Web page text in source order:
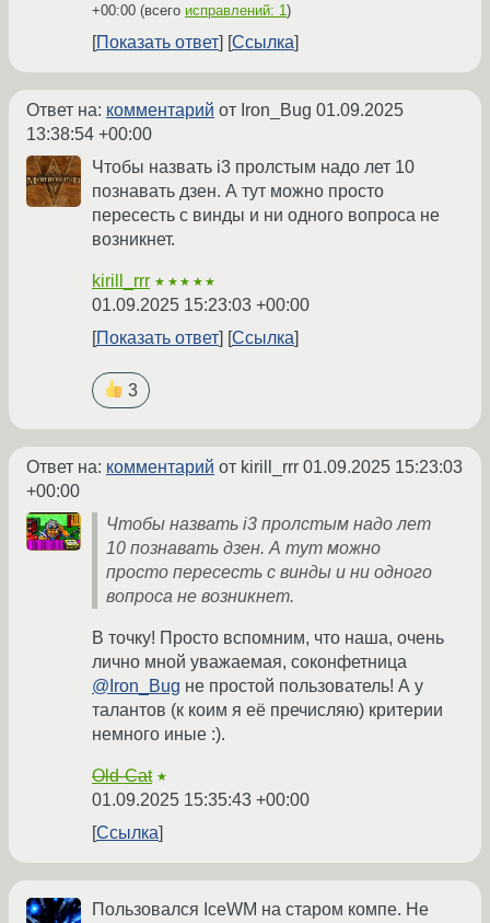
+00:00 (всего исправлений: 1)
Показать ответ Ссылка
Ответ на: комментарий от Iron_Bug 01.09.2025
13:38:54 +00:00
Чтобы назвать i3 пролстым надо лет 10
познавать дзен. А тут можно просто
пересесть с винды и ни одного вопроса не
возникнет.
kirill_rrr ★★★★★
01.09.2025 15:23:03 +00:00
Показать ответ
Ссылка
3
Ответ на: комментарий от kirill_rrr 01.09.2025 15:23:03
+00:00
Чтобы назвать i3 пролстым надо лет
10 познавать дзен. А тут можно
просто пересесть с винды и ни одного
вопроса не возникнет.
В точку! Просто вспомним, что наша, очень
лично мной уважаемая, соконфетница
@Iron_Bug не простой пользователь! А у
талантов (к коим я её пречисляю) критерии
немного иные :).
Old-Cat ★
01.09.2025 15:35:43 +00:00
Ссылка
Пользовался IceWM на старом компе. Не